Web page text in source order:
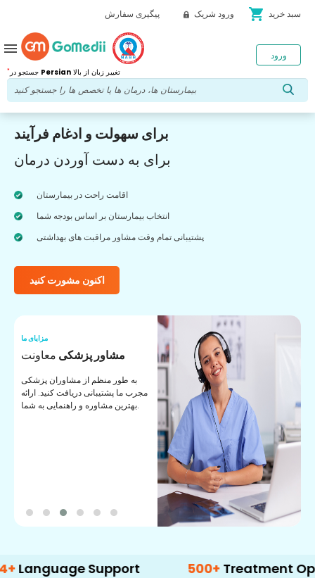
پیگیری سفارش ورود شریک shopping_cart سبد خرید
* Persian تغییر زبان از بالا
ورود menu
برای سهولت و ادغام فرآیند
برای به دست آوردن درمان
اقامت راحت در بیمارستان
انتخاب بیمارستان بر اساس بودجه شما
پشتیبانی تمام وقت مشاور مراقبت های بهداشتی
اکنون مشورت کنید
مزایای ما
مشاور پزشکی معاونت
به طور منظم از مشاوران پزشکی
مجرب ما پشتیبانی دریافت کنید. ارائه
بهترین مشاوره و راهنمایی به شما.
Support 500+ Treatment Options